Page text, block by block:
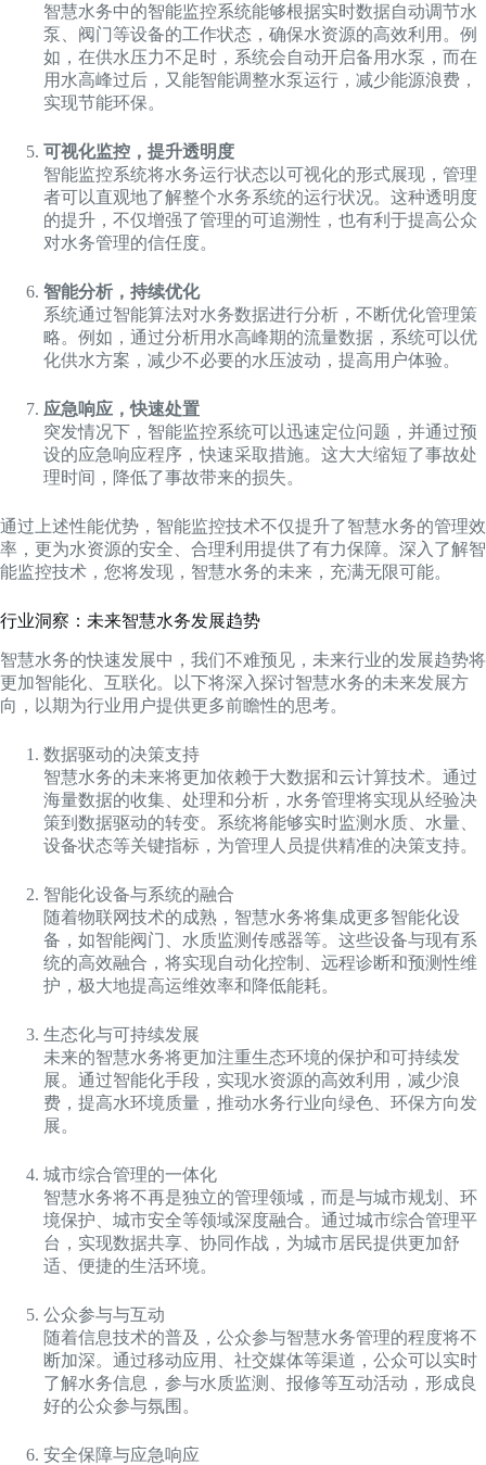
智慧水务中的智能监控系统能够根据实时数据自动调节水
泵、阀门等设备的工作状态，确保水资源的高效利用。例
如，在供水压力不足时，系统会自动开启备用水泵，而在
用水高峰过后，又能智能调整水泵运行，减少能源浪费，
实现节能环保。
可视化监控，提升透明度
智能监控系统将水务运行状态以可视化的形式展现，管理
者可以直观地了解整个水务系统的运行状况。这种透明度
的提升，不仅增强了管理的可追溯性，也有利于提高公众
对水务管理的信任度。
智能分析，持续优化
系统通过智能算法对水务数据进行分析，不断优化管理策
略。例如，通过分析用水高峰期的流量数据，系统可以优
化供水方案，减少不必要的水压波动，提高用户体验。
应急响应，快速处置
突发情况下，智能监控系统可以迅速定位问题，并通过预
设的应急响应程序，快速采取措施。这大大缩短了事故处
理时间，降低了事故带来的损失。
通过上述性能优势，智能监控技术不仅提升了智慧水务的管理效
率，更为水资源的安全、合理利用提供了有力保障。深入了解智
能监控技术，您将发现，智慧水务的未来，充满无限可能。
行业洞察：未来智慧水务发展趋势
智慧水务的快速发展中，我们不难预见，未来行业的发展趋势将
更加智能化、互联化。以下将深入探讨智慧水务的未来发展方
向，以期为行业用户提供更多前瞻性的思考。
数据驱动的决策支持
智慧水务的未来将更加依赖于大数据和云计算技术。通过
海量数据的收集、处理和分析，水务管理将实现从经验决
策到数据驱动的转变。系统将能够实时监测水质、水量、
设备状态等关键指标，为管理人员提供精准的决策支持。
智能化设备与系统的融合
随着物联网技术的成熟，智慧水务将集成更多智能化设
备，如智能阀门、水质监测传感器等。这些设备与现有系
统的高效融合，将实现自动化控制、远程诊断和预测性维
护，极大地提高运维效率和降低能耗。
生态化与可持续发展
未来的智慧水务将更加注重生态环境的保护和可持续发
展。通过智能化手段，实现水资源的高效利用，减少浪
费，提高水环境质量，推动水务行业向绿色、环保方向发
展。
城市综合管理的一体化
智慧水务将不再是独立的管理领域，而是与城市规划、环
境保护、城市安全等领域深度融合。通过城市综合管理平
台，实现数据共享、协同作战，为城市居民提供更加舒
适、便捷的生活环境。
公众参与与互动
随着信息技术的普及，公众参与智慧水务管理的程度将不
断加深。通过移动应用、社交媒体等渠道，公众可以实时
了解水务信息，参与水质监测、报修等互动活动，形成良
好的公众参与氛围。
安全保障与应急响应